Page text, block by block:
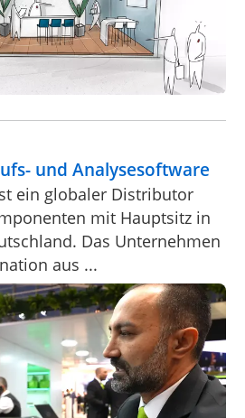
und Analysesoftware
ein globaler Distributor
mit Hauptsitz in
Das Unternehmen
aus ...